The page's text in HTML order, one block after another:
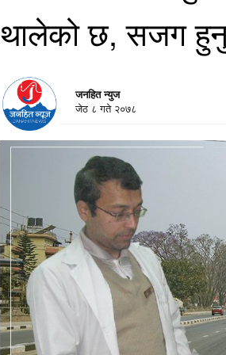
थालेको छ, सजग
जनहित न्युज
जेठ ८ गते २०७८